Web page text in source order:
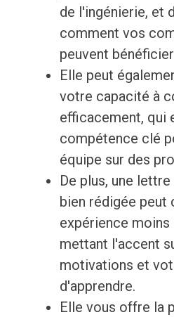
de l'ingénierie, et
comment vos
peuvent
Elle peut
votre capacité à
efficacement, qui
compétence clé
équipe sur des
De plus, une
bien rédigée peut
expérience
mettant l'accent
motivations et
d'apprendre.
Elle vous offre la